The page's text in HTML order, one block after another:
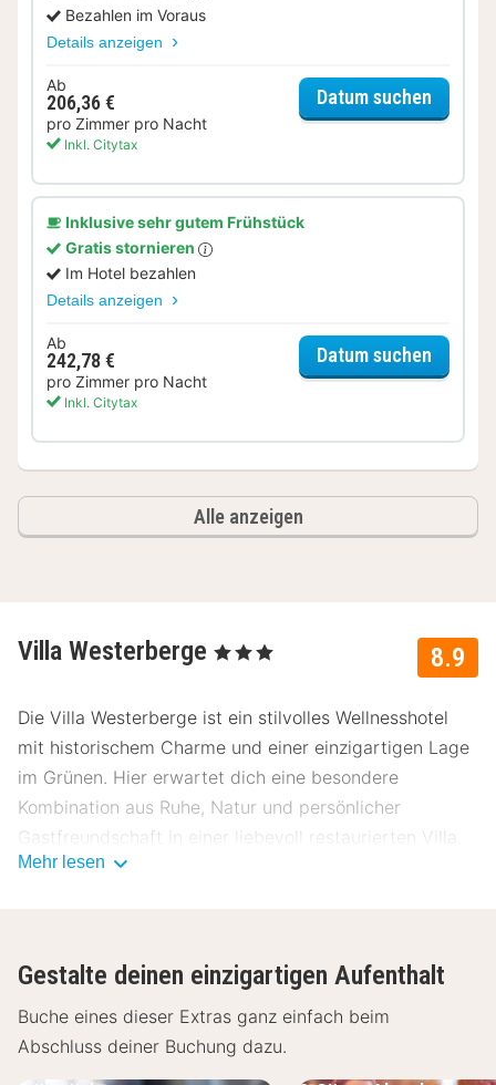
Bezahlen im Voraus
Details anzeigen
Ab
206,36 €
pro Zimmer pro Nacht
Inkl. Citytax
Datum suchen
Inklusive sehr gutem Frühstück
Gratis stornieren
Im Hotel bezahlen
Details anzeigen
Ab
242,78 €
pro Zimmer pro Nacht
Inkl. Citytax
Datum suchen
Alle anzeigen
8.9
Villa Westerberge , 3 Sterne
Die Villa Westerberge ist ein stilvolles Wellnesshotel
mit historischem Charme und einer einzigartigen Lage
im Grünen. Hier erwartet dich eine besondere
Kombination aus Ruhe, Natur und persönlicher
Gastfreundschaft in einer liebevoll restaurierten Villa.
und ist von einem weitläufigen Park umgeben. Die
ruhige Lage macht das Hotel zu einem idealen
Ausgangspunkt für abwechslungsreiche Ausflüge:
Mehr lesen
Gestalte deinen einzigartigen Aufenthalt
Buche eines dieser Extras ganz einfach beim
Abschluss deiner Buchung dazu.